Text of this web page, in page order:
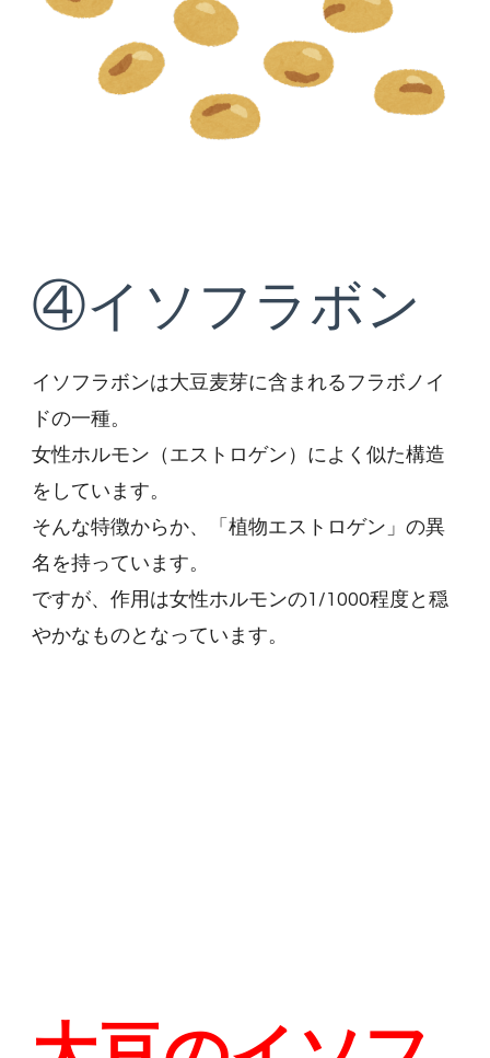
④イソフラボン
イソフラボンは大豆麦芽に含まれるフラボノイ
ドの一種。
女性ホルモン（エストロゲン）によく似た構造
をしています。
そんな特徴からか、「植物エストロゲン」の異
名を持っています。
ですが、作用は女性ホルモンの1/1000程度と穏
やかなものとなっています。